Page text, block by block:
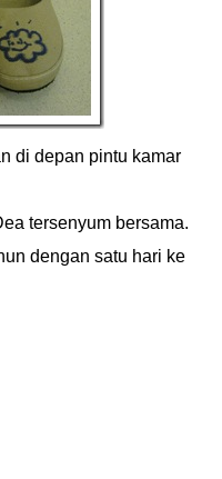
di depan pintu kamar
tersenyum bersama.
dengan satu hari ke